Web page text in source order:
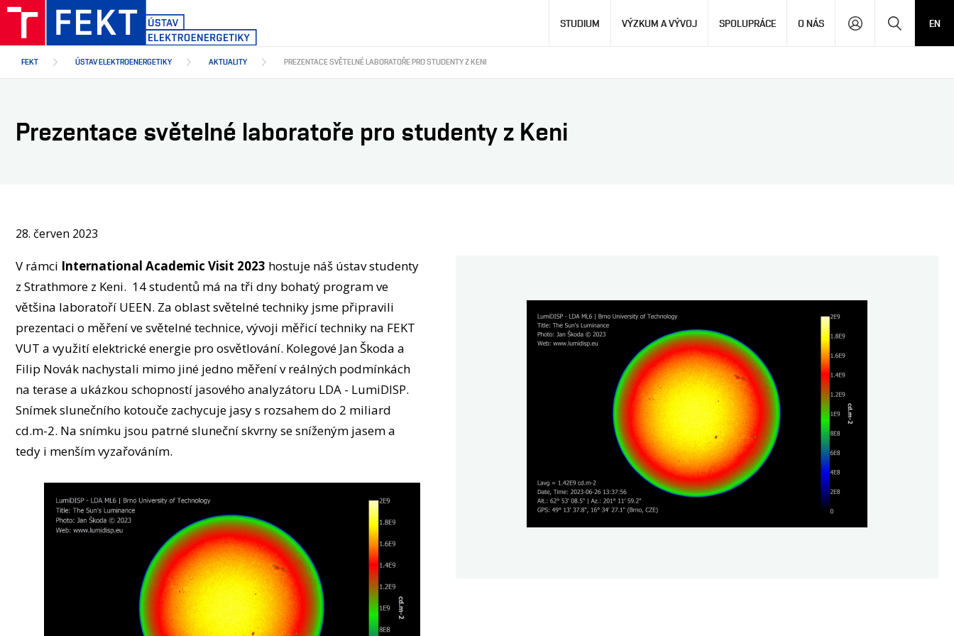
Přejít
hlavnímu
STUDIUM VÝZKUM A VÝVOJ SPOLUPRÁCE O NÁS EN
FEKT ÚSTAV ELEKTROENERGETIKY AKTUALITY PREZENTACE SVĚTELNÉ LABORATOŘE PRO STUDENTY Z KENI
Prezentace světelné laboratoře pro studenty z Keni
28. červen 2023
V rámci International Academic Visit 2023 hostuje náš ústav studenty
z Strathmore z Keni. 14 studentů má na tři dny bohatý program ve
většina laboratoří UEEN. Za oblast světelné techniky jsme připravili
prezentaci o měření ve světelné technice, vývoji měřicí techniky na FEKT
VUT a využití elektrické energie pro osvětlování. Kolegové Jan Škoda a
Filip Novák nachystali mimo jiné jedno měření v reálných podmínkách
na terase a ukázkou schopností jasového analyzátoru LDA - LumiDISP.
Snímek slunečního kotouče zachycuje jasy s rozsahem do 2 miliard
cd.m-2. Na snímku jsou patrné sluneční skvrny se sníženým jasem a
tedy i menším vyzařováním.